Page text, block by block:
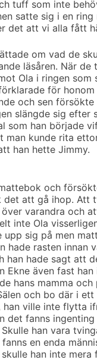
tuff som inte
satte sig i en
det att vi alla fått
om vad de
läsåren. När
Ola i ringen
för
och sen
slängde sig efter
som han började
man kunde rita
han hette Jimmy.
och
det att gå ihop. Att
varandra och
inte Ola
upp sig på men
hade rasten innan
han hade sagt att
Ekne även fast
hans mamma
och bo där i
ville inte flytta
det fanns
han vara
en enda
han inte mera